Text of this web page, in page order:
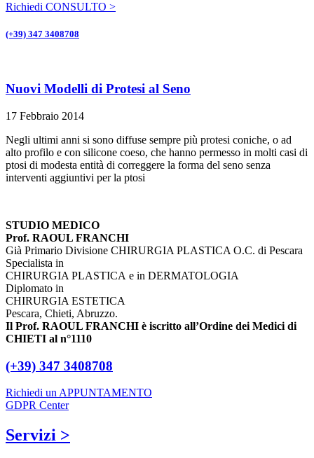
Richiedi CONSULTO >
(+39) 347 3408708
Nuovi Modelli di Protesi al Seno
17 Febbraio 2014
Negli ultimi anni si sono diffuse sempre più protesi coniche, o ad
alto profilo e con silicone coeso, che hanno permesso in molti casi di
ptosi di modesta entità di correggere la forma del seno senza
interventi aggiuntivi per la ptosi
STUDIO MEDICO
Prof. RAOUL FRANCHI
Già Primario Divisione CHIRURGIA PLASTICA O.C. di Pescara
Specialista in
CHIRURGIA PLASTICA e in DERMATOLOGIA
Diplomato in
CHIRURGIA ESTETICA
Pescara, Chieti, Abruzzo.
Il Prof. RAOUL FRANCHI è iscritto all’Ordine dei Medici di
CHIETI al n°1110
(+39) 347 3408708
Richiedi un APPUNTAMENTO
GDPR Center
Servizi >